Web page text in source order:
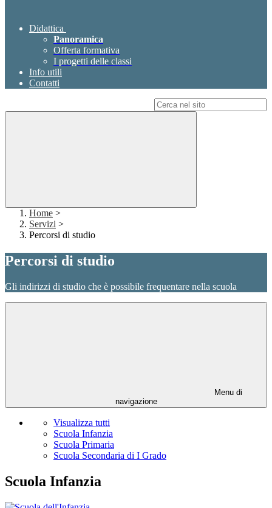
Didattica
Panoramica
Offerta formativa
I progetti delle classi
Info utili
Contatti
Home >
Servizi >
Percorsi di studio
Percorsi di studio
Gli indirizzi di studio che è possibile frequentare nella scuola
Menu di
navigazione
Visualizza tutti
Scuola Infanzia
Scuola Primaria
Scuola Secondaria di I Grado
Scuola Infanzia